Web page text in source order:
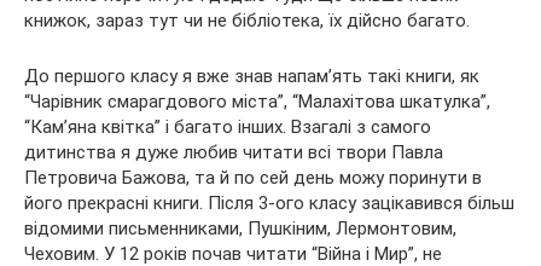
книжок, зараз тут чи не бібліотека, їх дійсно багато.
До першого класу я вже знав напам’ять такі книги, як
“Чарівник смарагдового міста”, “Малахітова шкатулка”,
“Кам’яна квітка” і багато інших. Взагалі з самого
дитинства я дуже любив читати всі твори Павла
Петровича Бажова, та й по сей день можу поринути в
його прекрасні книги. Після 3-ого класу зацікавився більш
відомими письменниками, Пушкіним, Лермонтовим,
Чеховим. У 12 років почав читати “Війна і Мир”, не